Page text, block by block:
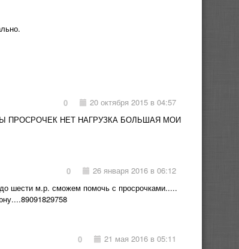
20 октября 2015 в 04:57
0
ПРОСРОЧЕК НЕТ НАГРУЗКА БОЛЬШАЯ МОИ
26 января 2016 в 06:12
0
шести м.р. сможем помочь с просрочками.....
21 мая 2016 в 05:11
0